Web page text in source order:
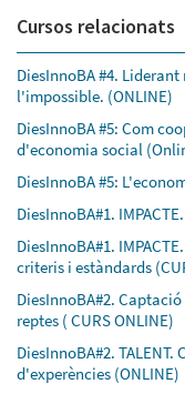
Cursos relacionats
DiesInnoBA #4.
l'impossible. (ONLINE)
DiesInnoBA #5: Com
d'economia social
DiesInnoBA #5:
DiesInnoBA#1.
DiesInnoBA#1.
criteris i estàndards
DiesInnoBA#2.
reptes ( CURS ONLINE)
DiesInnoBA#2.
d'experències (ONLINE)